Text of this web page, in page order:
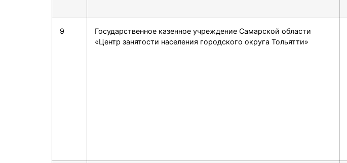
9
Государственное казенное учреждение Самарской области
«Центр занятости населения городского округа Тольятти»